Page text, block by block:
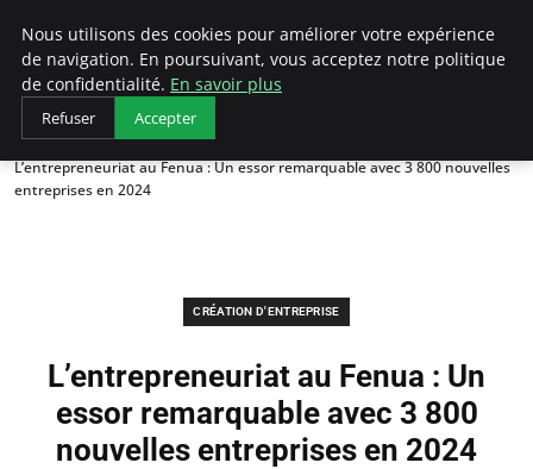
LECFCM
Accueil
Création d'entreprise
L’entrepreneuriat au Fenua : Un essor remarquable avec 3 800 nouvelles
entreprises en 2024
CRÉATION D'ENTREPRISE
L’entrepreneuriat au Fenua : Un
essor remarquable avec 3 800
nouvelles entreprises en 2024
Nous utilisons des cookies pour améliorer votre expérience
de navigation. En poursuivant, vous acceptez notre politique
de confidentialité. En savoir plus
Refuser Accepter